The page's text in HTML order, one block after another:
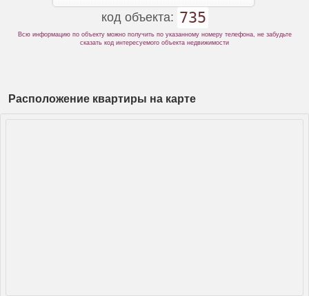
код объекта: 735
Всю информацию по объекту можно получить по указанному номеру телефона, не забудьте
сказать код интересуемого объекта недвижимости
Расположение квартиры на карте